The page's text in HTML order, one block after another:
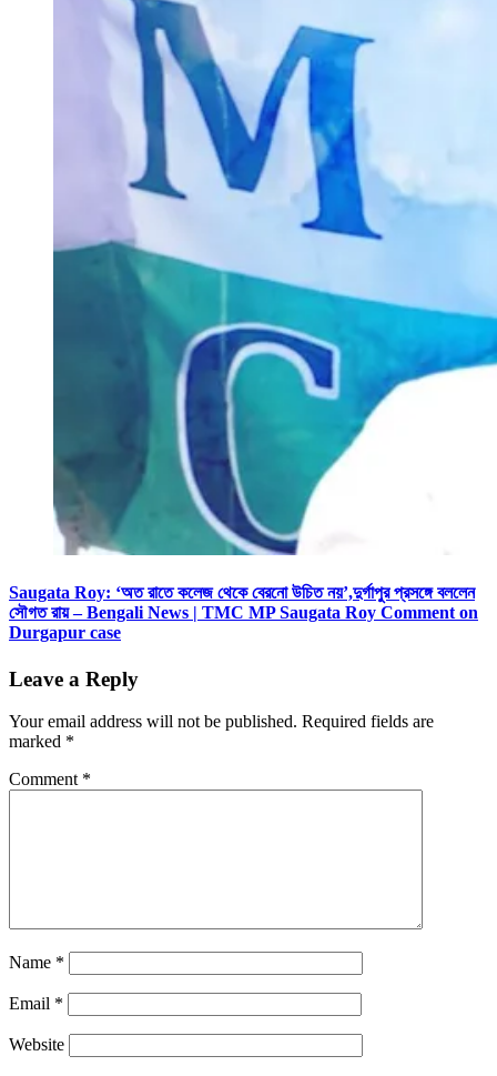
Saugata Roy: ‘অত রাতে কলেজ থেকে বেরনো উচিত নয়’,দুর্গাপুর প্রসঙ্গে বললেন
সৌগত রায় – Bengali News | TMC MP Saugata Roy Comment on
Durgapur case
Leave a Reply
Your email address will not be published. Required fields are
marked *
Comment *
Name *
Email *
Website